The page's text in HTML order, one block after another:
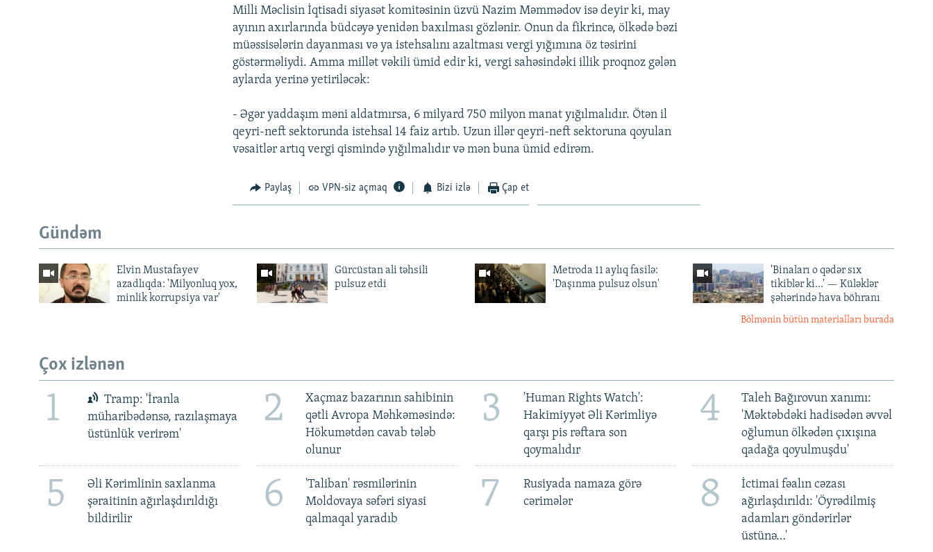
Milli Məclisin İqtisadi siyasət komitəsinin üzvü Nazim Məmmədov isə deyir ki, may
ayının axırlarında büdcəyə yenidən baxılması gözlənir. Onun da fikrincə, ölkədə bəzi
müəssisələrin dayanması və ya istehsalını azaltması vergi yığımına öz təsirini
göstərməliydi. Amma millət vəkili ümid edir ki, vergi sahəsindəki illik proqnoz gələn
aylarda yerinə yetiriləcək:
- Əgər yaddaşım məni aldatmırsa, 6 milyard 750 milyon manat yığılmalıdır. Ötən il
qeyri-neft sektorunda istehsal 14 faiz artıb. Uzun illər qeyri-neft sektoruna qoyulan
vəsaitlər artıq vergi qismində yığılmalıdır və mən buna ümid edirəm.
Paylaş VPN-siz açmaq Bizi izlə Çap et
Gündəm
Elvin Mustafayev
azadlıqda: 'Milyonluq yox,
minlik korrupsiya var'
Gürcüstan ali təhsili
pulsuz etdi
Metroda 11 aylıq fasilə:
'Daşınma pulsuz olsun'
'Binaları o qədər sıx
tikiblər ki...' — Küləklər
şəhərində hava böhranı
Bölmənin bütün materialları burada
Çox izlənən
1
Tramp: 'İranla
müharibədənsə, razılaşmaya
üstünlük verirəm'
2
Xaçmaz bazarının sahibinin
qətli Avropa Məhkəməsində:
Hökumətdən cavab tələb
olunur
3
'Human Rights Watch':
Hakimiyyət Əli Kərimliyə
qarşı pis rəftara son
qoymalıdır
4
Taleh Bağırovun xanımı:
'Məktəbdəki hadisədən əvvəl
oğlumun ölkədən çıxışına
qadağa qoyulmuşdu'
5
Əli Kərimlinin saxlanma
şəraitinin ağırlaşdırıldığı
bildirilir
6
'Taliban' rəsmilərinin
Moldovaya səfəri siyasi
qalmaqal yaradıb
7
Rusiyada namaza görə
cərimələr
8
İctimai fəalın cəzası
ağırlaşdırıldı: 'Öyrədilmiş
adamları göndərirlər
üstünə…'